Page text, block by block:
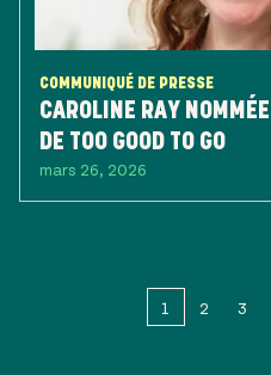
COMMUNIQUÉ DE PRESSE
CAROLINE RAY
DE TOO GOOD TO GO
mars 26, 2026
1 2 3